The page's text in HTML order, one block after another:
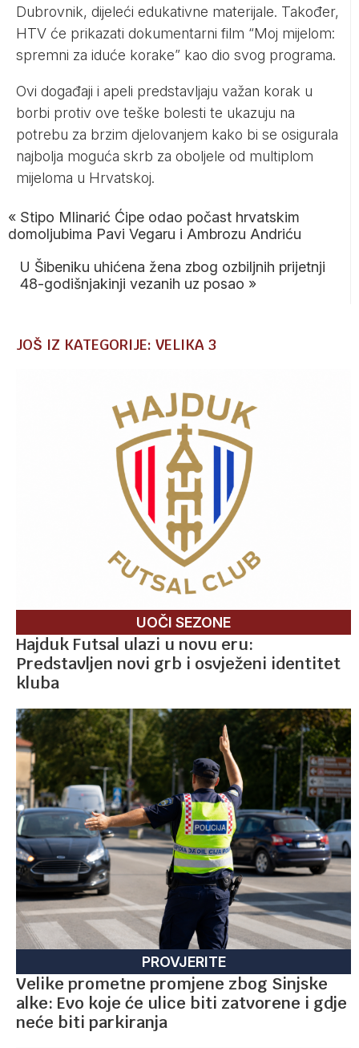
Dubrovnik, dijeleći edukativne materijale. Također,
HTV će prikazati dokumentarni film “Moj mijelom:
spremni za iduće korake” kao dio svog programa.
Ovi događaji i apeli predstavljaju važan korak u
borbi protiv ove teške bolesti te ukazuju na
potrebu za brzim djelovanjem kako bi se osigurala
najbolja moguća skrb za oboljele od multiplom
mijeloma u Hrvatskoj.
« Stipo Mlinarić Ćipe odao počast hrvatskim
domoljubima Pavi Vegaru i Ambrozu Andriću
U Šibeniku uhićena žena zbog ozbiljnih prijetnji
48-godišnjakinji vezanih uz posao »
JOŠ IZ KATEGORIJE: VELIKA 3
UOČI SEZONE
Hajduk Futsal ulazi u novu eru:
Predstavljen novi grb i osvježeni identitet
kluba
PROVJERITE
Velike prometne promjene zbog Sinjske
alke: Evo koje će ulice biti zatvorene i gdje
neće biti parkiranja